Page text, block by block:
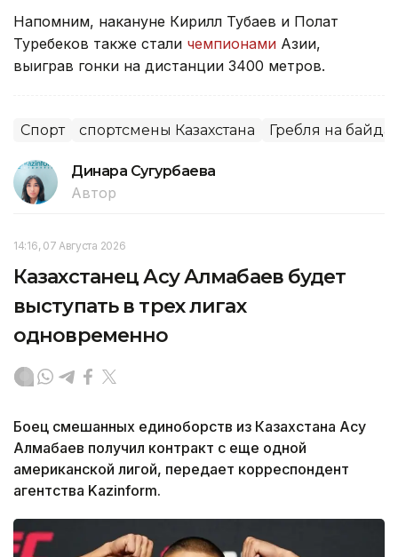
Напомним, накануне Кирилл Тубаев и Полат
Туребеков также стали чемпионами Азии,
выиграв гонки на дистанции 3400 метров.
Спорт спортсмены Казахстана Гребля на
Динара Сугурбаева
Автор
14:16, 07 Августа 2026
Казахстанец Асу Алмабаев будет
выступать в трех лигах
одновременно
Боец смешанных единоборств из Казахстана Асу
Алмабаев получил контракт с еще одной
американской лигой, передает корреспондент
агентства Kazinform.